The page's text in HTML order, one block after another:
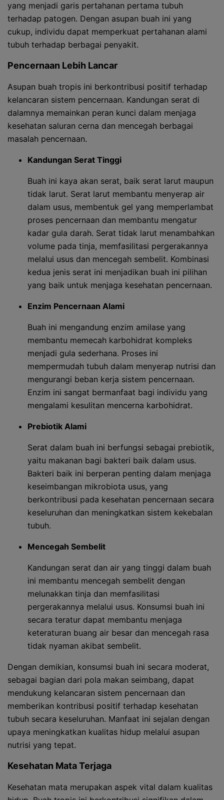
yang menjadi garis pertahanan pertama tubuh
terhadap patogen. Dengan asupan buah ini yang
cukup, individu dapat memperkuat pertahanan alami
tubuh terhadap berbagai penyakit.
Pencernaan Lebih Lancar
Asupan buah tropis ini berkontribusi positif terhadap
kelancaran sistem pencernaan. Kandungan serat di
dalamnya memainkan peran kunci dalam menjaga
kesehatan saluran cerna dan mencegah berbagai
masalah pencernaan.
Kandungan Serat Tinggi
Buah ini kaya akan serat, baik serat larut maupun
tidak larut. Serat larut membantu menyerap air
dalam usus, membentuk gel yang memperlambat
proses pencernaan dan membantu mengatur
kadar gula darah. Serat tidak larut menambahkan
volume pada tinja, memfasilitasi pergerakannya
melalui usus dan mencegah sembelit. Kombinasi
kedua jenis serat ini menjadikan buah ini pilihan
yang baik untuk menjaga kesehatan pencernaan.
Enzim Pencernaan Alami
Buah ini mengandung enzim amilase yang
membantu memecah karbohidrat kompleks
menjadi gula sederhana. Proses ini
mempermudah tubuh dalam menyerap nutrisi dan
mengurangi beban kerja sistem pencernaan.
Enzim ini sangat bermanfaat bagi individu yang
mengalami kesulitan mencerna karbohidrat.
Prebiotik Alami
Serat dalam buah ini berfungsi sebagai prebiotik,
yaitu makanan bagi bakteri baik dalam usus.
Bakteri baik ini berperan penting dalam menjaga
keseimbangan mikrobiota usus, yang
berkontribusi pada kesehatan pencernaan secara
keseluruhan dan meningkatkan sistem kekebalan
tubuh.
Mencegah Sembelit
Kandungan serat dan air yang tinggi dalam buah
ini membantu mencegah sembelit dengan
melunakkan tinja dan memfasilitasi
pergerakannya melalui usus. Konsumsi buah ini
secara teratur dapat membantu menjaga
keteraturan buang air besar dan mencegah rasa
tidak nyaman akibat sembelit.
Dengan demikian, konsumsi buah ini secara moderat,
sebagai bagian dari pola makan seimbang, dapat
mendukung kelancaran sistem pencernaan dan
memberikan kontribusi positif terhadap kesehatan
tubuh secara keseluruhan. Manfaat ini sejalan dengan
upaya meningkatkan kualitas hidup melalui asupan
nutrisi yang tepat.
Kesehatan Mata Terjaga
Kesehatan mata merupakan aspek vital dalam kualitas